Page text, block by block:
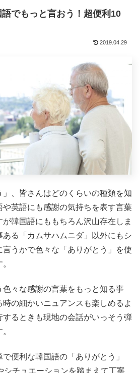
でもっと言おう！超便利10
2019.04.29
、皆さんはどのくらいの種類を知
や英語にも感謝の気持ちを表す言葉
韓国語にももちろん沢山存在しま
る「カムサハムニダ」以外にもシ
うかで色々な「ありがとう」を使
々な感謝の言葉をもっと知る事
の細かいニュアンスも楽しめるよ
するときも現地の会話がいっそう弾
便利な韓国語の「ありがとう」
シチュエーションを踏まえて丁寧